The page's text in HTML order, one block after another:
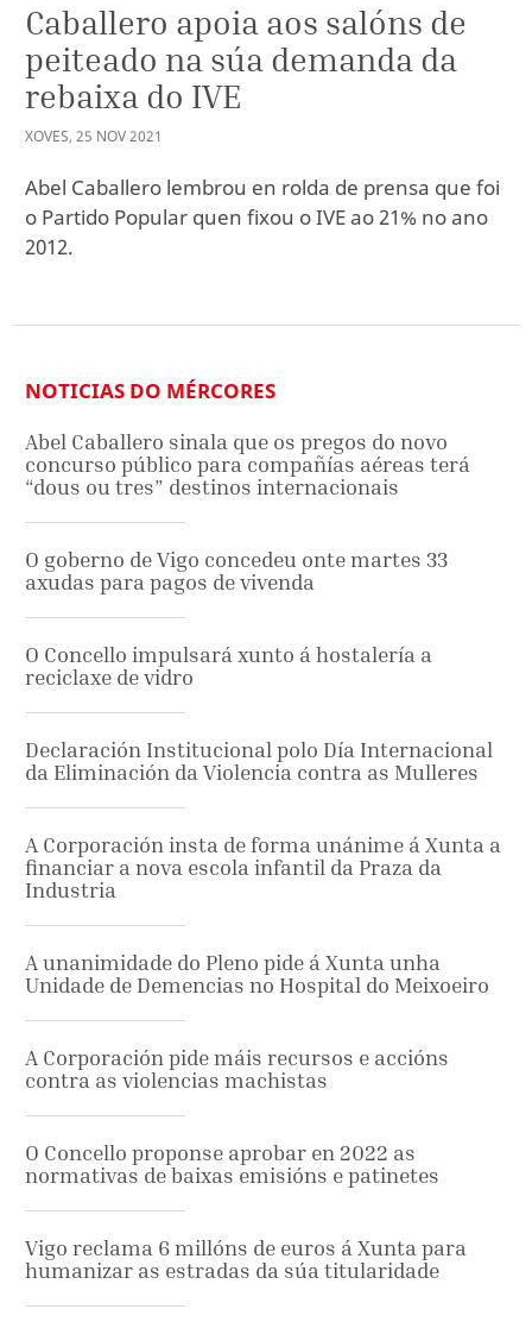
Caballero apoia aos salóns de
peiteado na súa demanda da
rebaixa do IVE
XOVES, 25 NOV2021
Abel Caballero lembrou en rolda de prensa que foi
o Partido Popular quen fixou o IVE ao 21% no ano
2012.
NOTICIAS DO MÉRCORES
Abel Caballero sinala que os pregos do novo
concurso público para compañías aéreas terá
“dous ou tres” destinos internacionais
O goberno de Vigo concedeu onte martes 33
axudas para pagos de vivenda
O Concello impulsará xunto á hostalería a
reciclaxe de vidro
Declaración Institucional polo Día Internacional
da Eliminación da Violencia contra as Mulleres
A Corporación insta de forma unánime á Xunta a
financiar a nova escola infantil da Praza da
Industria
A unanimidade do Pleno pide á Xunta unha
Unidade de Demencias no Hospital do Meixoeiro
A Corporación pide máis recursos e accións
contra as violencias machistas
O Concello proponse aprobar en 2022 as
normativas de baixas emisións e patinetes
Vigo reclama 6 millóns de euros á Xunta para
humanizar as estradas da súa titularidade